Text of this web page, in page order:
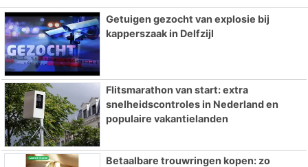
Getuigen gezocht van explosie bij
kapperszaak in Delfzijl
Flitsmarathon van start: extra
snelheidscontroles in Nederland en
populaire vakantielanden
Betaalbare trouwringen kopen: zo